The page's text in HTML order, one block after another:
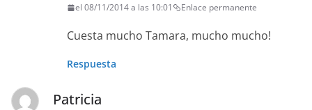
el 08/11/2014 a las 10:01 Enlace permanente
Cuesta mucho Tamara, mucho mucho!
Respuesta
Patricia